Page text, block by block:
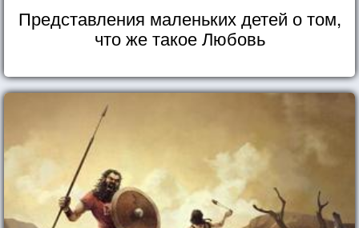
Представления маленьких детей о том,
что же такое Любовь